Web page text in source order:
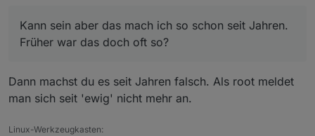
Kann sein aber das mach ich so schon seit Jahren.
Früher war das doch oft so?
Dann machst du es seit Jahren falsch. Als root meldet
man sich seit 'ewig' nicht mehr an.
Linux-Werkzeugkasten: